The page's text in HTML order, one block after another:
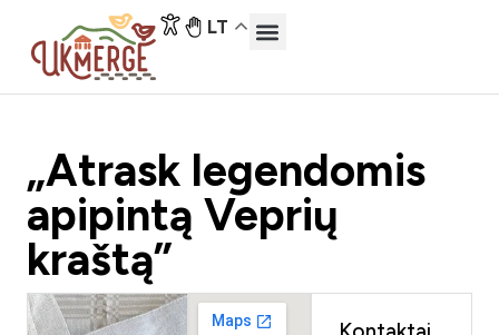
LT
„Atrask legendomis
apipintą Veprių
kraštą”